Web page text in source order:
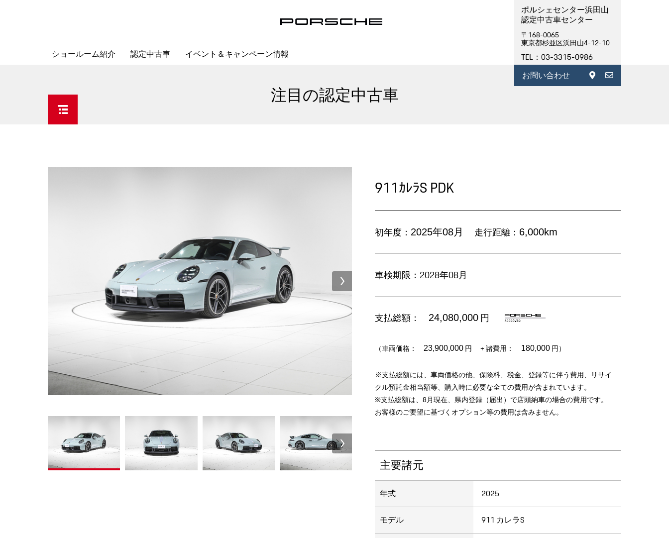
ショールーム紹介 認定中古車 イベント＆キャンペーン情報
ポルシェセンター浜田山
認定中古車センター
〒168-0065
東京都杉並区浜田山4-12-10
TEL：03-3315-0986
お問い合わせ
注目の認定中古車
911ｶﾚﾗS PDK
初年度： 2025年08月 走行距離： 6,000km
車検期限：2028年08月
支払総額： 24,080,000円
（車両価格： 23,900,000 円 + 諸費用： 180,000円）
※支払総額には、車両価格の他、保険料、税金、登録等に伴う費用、リサイ
クル預託金相当額等、購入時に必要な全ての費用が含まれています。
※支払総額は、8月現在、県内登録（届出）で店頭納車の場合の費用です。
お客様のご要望に基づくオプション等の費用は含みません。
主要諸元
年式 2025
モデル 911 カレラS